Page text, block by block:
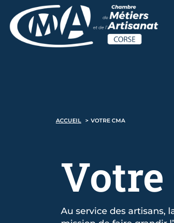
ACCUEIL VOTRE CMA
Votre
Au service des artisans,